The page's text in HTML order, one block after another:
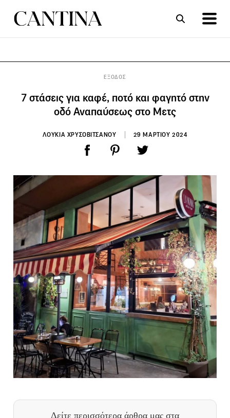
ΕΞΟΔΟΣ
7 στάσεις για καφέ, ποτό και φαγητό στην
οδό Αναπαύσεως στο Μετς
ΛΟΥΚΙΑ ΧΡΥΣΟΒΙΤΣΑΝΟΥ 29 ΜΑΡΤΙΟΥ 2024
Δείτε περισσότερα άρθρα μας στα